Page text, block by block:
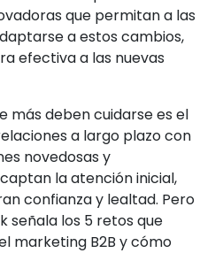
que permitan a las
a estos cambios,
efectiva a las nuevas
más deben cuidarse es el
a largo plazo con
novedosas y
la atención inicial,
confianza y lealtad. Pero
señala los 5 retos que
marketing B2B y cómo